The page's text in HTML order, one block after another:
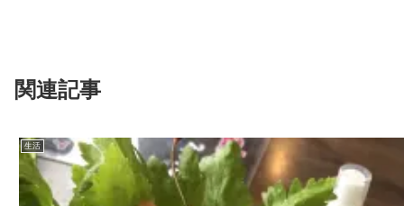
関連記事
生活